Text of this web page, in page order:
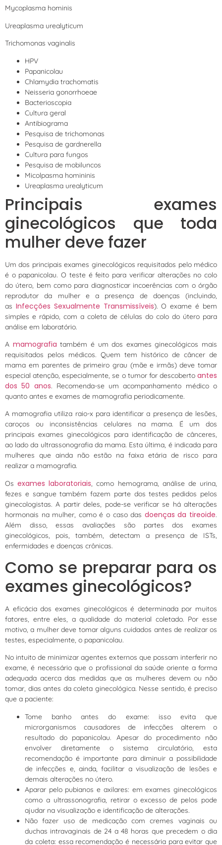
Mycoplasma hominis
Ureaplasma urealyticum
Trichomonas vaginalis
HPV
Papanicolau
Chlamydia trachomatis
Neisseria gonorrhoeae
Bacterioscopia
Cultura geral
Antibiograma
Pesquisa de trichomonas
Pesquisa de gardnerella
Cultura para fungos
Pesquisa de mobiluncos
Micolpasma homininis
Ureaplasma urealyticum
Principais exames
ginecológicos que toda
mulher deve fazer
Um dos principais exames ginecológicos requisitados pelo médico
é o papanicolau. O teste é feito para verificar alterações no colo
do útero, bem como para diagnosticar incoerências com o órgão
reprodutor da mulher e a presença de doenças (incluindo,
as Infecções Sexualmente Transmissíveis). O exame é bem
simples e rápido, com a coleta de células do colo do útero para
análise em laboratório.
A mamografiatambém é um dos exames ginecológicos mais
requisitados pelos médicos. Quem tem histórico de câncer de
mama em parentes de primeiro grau (mãe e irmãs) deve tomar
especial atenção, especialmente, se o tumor for descoberto antes
dos 50 anos. Recomenda-se um acompanhamento médico o
quanto antes e exames de mamografia periodicamente.
A mamografia utiliza raio-x para identificar a presença de lesões,
caroços ou inconsistências celulares na mama. É um dos
principais exames ginecológicos para identificação de cânceres,
ao lado da ultrassonografia da mama. Esta última, é indicada para
mulheres que ainda não estão na faixa etária de risco para
realizar a mamografia.
Osexames laboratoriais, como hemograma, análise de urina,
fezes e sangue também fazem parte dos testes pedidos pelos
ginecologistas. A partir deles, pode-se verificar se há alterações
hormonais na mulher, como é o caso das doenças da tireoide.
Além disso, essas avaliações são partes dos exames
ginecológicos, pois, também, detectam a presença de ISTs,
enfermidades e doenças crônicas.
Como se preparar para os
exames ginecológicos?
A eficácia dos exames ginecológicos é determinada por muitos
fatores, entre eles, a qualidade do material coletado. Por esse
motivo, a mulher deve tomar alguns cuidados antes de realizar os
testes, especialmente, o papanicolau.
No intuito de minimizar agentes externos que possam interferir no
exame, é necessário que o profissional da saúde oriente a forma
adequada acerca das medidas que as mulheres devem ou não
tomar, dias antes da coleta ginecológica. Nesse sentido, é preciso
que a paciente:
Tome banho antes do exame: isso evita que
microrganismos causadores de infecções alterem o
resultado do papanicolau. Apesar do procedimento não
envolver diretamente o sistema circulatório, esta
recomendação é importante para diminuir a possibilidade
de infecções e, ainda, facilitar a visualização de lesões e
demais alterações no útero.
Aparar pelo pubianos e axilares: em exames ginecológicos
como a ultrassonografia, retirar o excesso de pelos pode
ajudar na visualização e identificação de alterações.
Não fazer uso de medicação com cremes vaginais ou
duchas intravaginais de 24 a 48 horas que precedem o dia
da coleta: essa recomendação é necessária para evitar que